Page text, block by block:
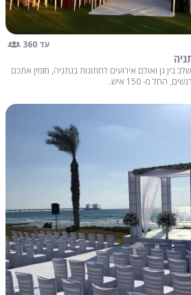
עד 360
בין גן ואולם אירועים לחתונות בנתניה, מזמין אתכם
החל מ- 150 איש.